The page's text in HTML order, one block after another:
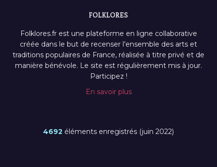
FOLKLORES
Folklores.fr est une plateforme en ligne collaborative
créée dans le but de recenser l’ensemble des arts et
traditions populaires de France, réalisée à titre privé et de
manière bénévole. Le site est régulièrement mis à jour.
Participez !
En savoir plus
4692 éléments enregistrés (juin 2022)